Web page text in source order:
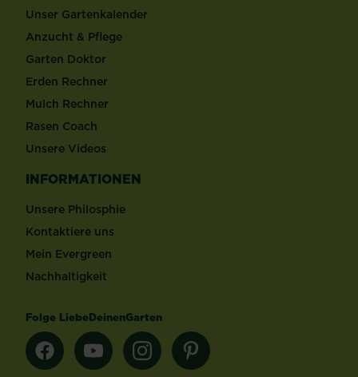
Unser Gartenkalender
Anzucht & Pflege
Garten Doktor
Erden Rechner
Mulch Rechner
Rasen Coach
Unsere Videos
INFORMATIONEN
Unsere Philosphie
Kontaktiere uns
Mein Evergreen
Nachhaltigkeit
Folge LiebeDeinenGarten